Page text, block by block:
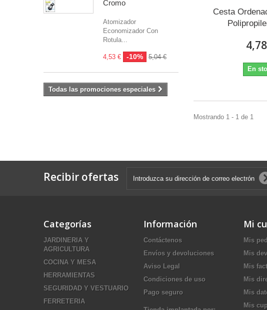
Cromo
Atomizador
Economizador Con
Rotula...
4,53 € -10% 5,04 €
Todas las promociones especiales
Cesta
En
Mostrando 1 - 1 de 1
Recibir ofertas
Categorías
JARDINERIA Y
AGRICULTURA
COCINA Y MESA
HERRAMIENTAS
SEGURIDAD Y VESTUARIO
FERRETERIA
Información
Contáctenos
Envíos y devoluciones
Aviso Legal
Condiciones de uso
Pago seguro
Mi
Mis
Mis
Mis
Mis
Mis
Mis